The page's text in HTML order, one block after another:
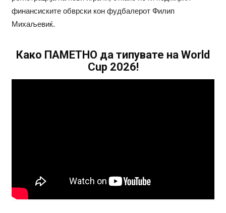
финансиските обврски кон фудбалерот Филип
Михаљевиќ.
Како ПАМЕТНО да типувате на World
Cup 2026!